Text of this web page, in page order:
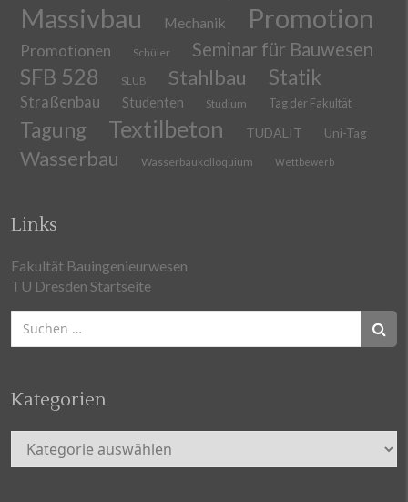
Massivbau Mechanik Promotion
Promotionen Schüler Seminar für Bauwesen
SFB 528 SLUB Stahlbau Statik
Straßenbau Studenten Studium Tag der Fakultät
Tagung Textilbeton TUDALIT Uni-Tag
Wasserbau Wasserbaukolloquium Wettbewerb
Links
Fakultät Bauingenieurwesen
TU Dresden Startseite
Suchen
nach:
Kategorien
Kategorien